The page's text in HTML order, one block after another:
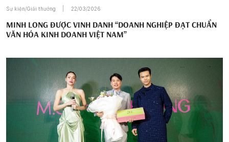
Sự kiện/Giải thưởng 22/03/2026
MINH LONG ĐƯỢC VINH DANH “DOANH NGHIỆP ĐẠT CHUẨN
VĂN HÓA KINH DOANH VIỆT NAM”